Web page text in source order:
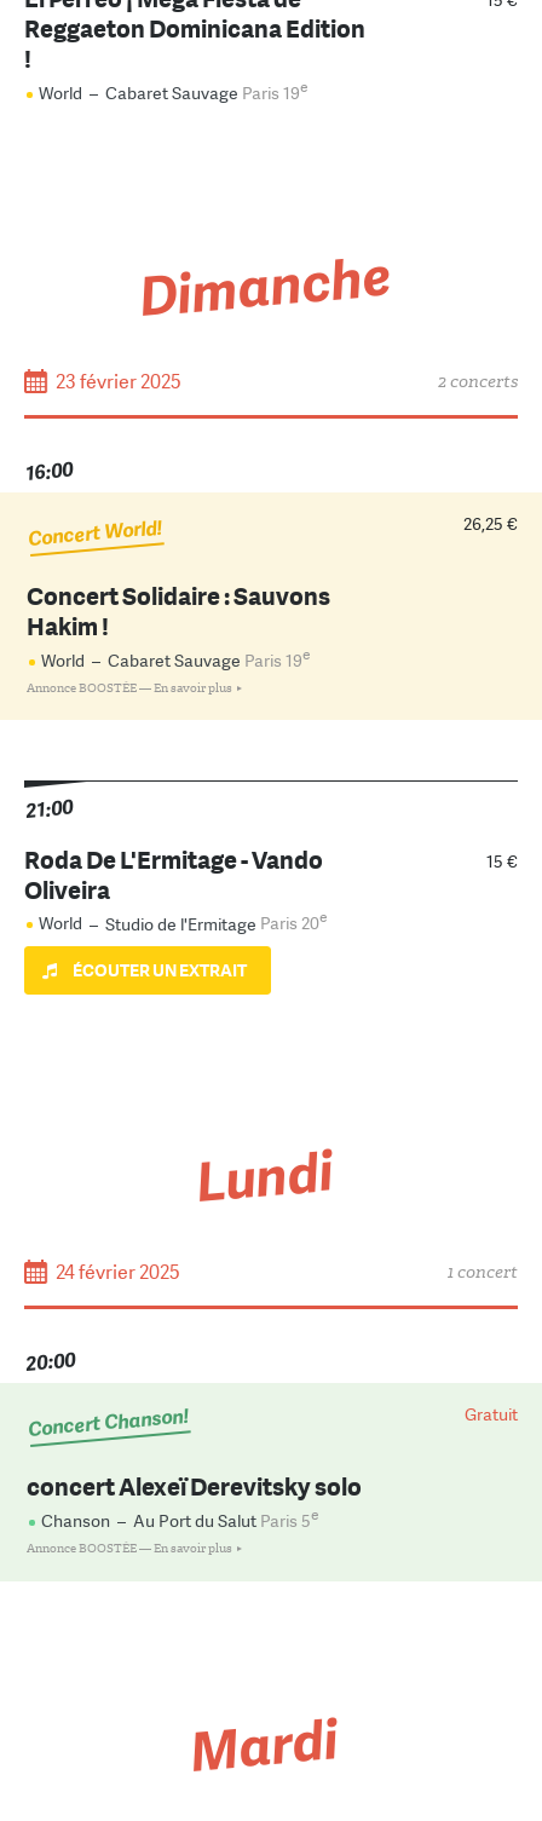
Reggaeton Dominicana Edition
!
World – Cabaret Sauvage Paris 19e
Dimanche
23 février 2025 2 concerts
16:00
26,25 €
Concert World!
Concert Solidaire : Sauvons
Hakim !
World – Cabaret Sauvage Paris 19e
Annonce BOOSTÉE —En savoir plus
21:00
15 €
Roda De L'Ermitage - Vando
Oliveira
World – Studio de l'Ermitage Paris 20e
ÉCOUTER UN EXTRAIT
Lundi
24 février 2025 1 concert
20:00
Gratuit
Concert Chanson!
concert Alexeï Derevitsky solo
Chanson – Au Port du Salut Paris 5e
Annonce BOOSTÉE —En savoir plus
Mardi